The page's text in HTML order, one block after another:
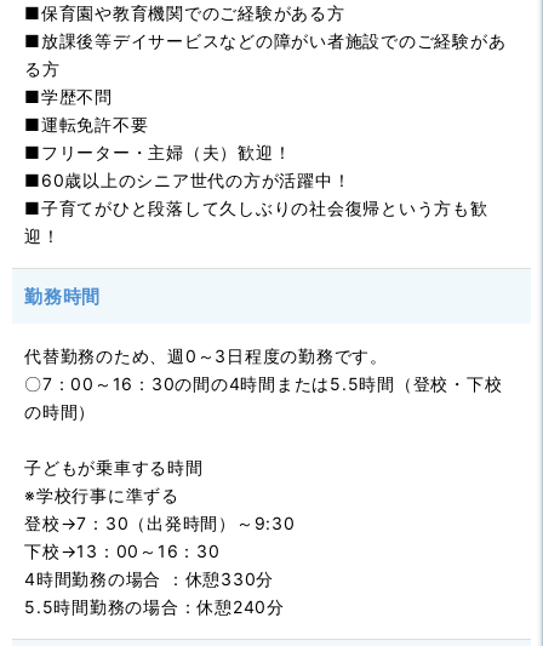
■保育園や教育機関でのご経験がある方
■放課後等デイサービスなどの障がい者施設でのご経験があ
る方
■学歴不問
■運転免許不要
■フリーター・主婦（夫）歓迎！
■60歳以上のシニア世代の方が活躍中！
■子育てがひと段落して久しぶりの社会復帰という方も歓
迎！
勤務時間
代替勤務のため、週0～3日程度の勤務です。
〇7：00～16：30の間の4時間または5.5時間（登校・下校
の時間）
子どもが乗車する時間
※学校行事に準ずる
登校→7：30（出発時間）～9:30
下校→13：00～16：30
4時間勤務の場合 ：休憩330分
5.5時間勤務の場合：休憩240分